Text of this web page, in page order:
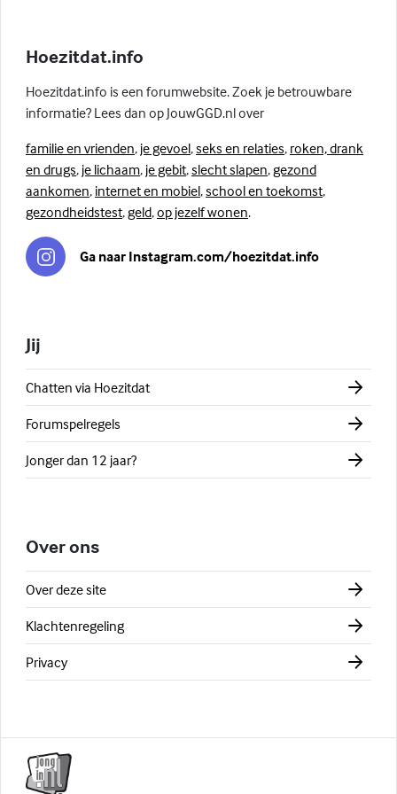
Hoezitdat.info
Hoezitdat.info is een forumwebsite. Zoek je betrouwbare
informatie? Lees dan op JouwGGD.nl over
familie en vrienden, je gevoel,seks en relaties, roken, drank
en drugs, je lichaam, je gebit,slecht slapen, gezond
aankomen, internet en mobiel,school en toekomst,
gezondheidstest, geld,op jezelf wonen.
Ga naar Instagram.com/hoezitdat.info
Jij
Chatten via Hoezitdat
Forumspelregels
Jonger dan 12 jaar?
Over ons
Over deze site
Klachtenregeling
Privacy